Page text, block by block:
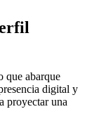
que abarque
digital y
proyectar una